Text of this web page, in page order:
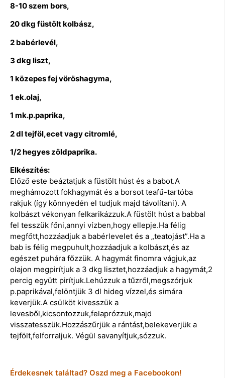
8-10 szem bors,
20 dkg füstölt kolbász,
2 babérlevél,
3 dkg liszt,
1 közepes fej vöröshagyma,
1 ek.olaj,
1 mk.p.paprika,
2 dl tejföl,ecet vagy citromlé,
1/2 hegyes zöldpaprika.
Elkészítés:
Előző este beáztatjuk a füstölt húst és a babot.A
meghámozott fokhagymát és a borsot teafű-tartóba
rakjuk (így könnyedén el tudjuk majd távolítani). A
kolbászt vékonyan felkarikázzuk.A füstölt húst a babbal
fel tesszük főni,annyi vízben,hogy ellepje.Ha félig
megfőtt,hozzáadjuk a babérlevelet és a „teatojást”.Ha a
bab is félig megpuhult,hozzáadjuk a kolbászt,és az
egészet puhára főzzük. A hagymát finomra vágjuk,az
olajon megpirítjuk a 3 dkg lisztet,hozzáadjuk a hagymát,2
percig együtt pirítjuk.Lehúzzuk a tűzről,megszórjuk
p.paprikával,felöntjük 3 dl hideg vízzel,és simára
keverjük.A csülköt kivesszük a
levesből,kicsontozzuk,felaprózzuk,majd
visszatesszük.Hozzászűrjük a rántást,belekeverjük a
tejfölt,felforraljuk. Végül savanyítjuk,sózzuk.
Érdekesnek találtad? Oszd meg a Facebookon!